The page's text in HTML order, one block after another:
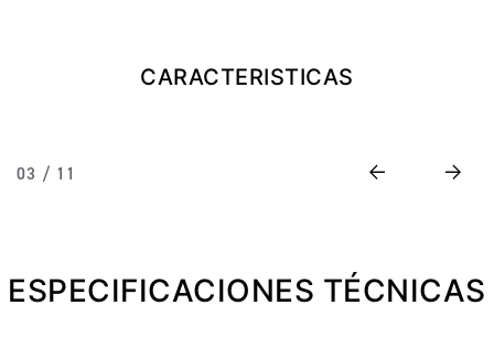
TRIDENT 660
CARACTERISTICAS
03 / 11 Previous Next
ESPECIFICACIONES TÉCNICAS